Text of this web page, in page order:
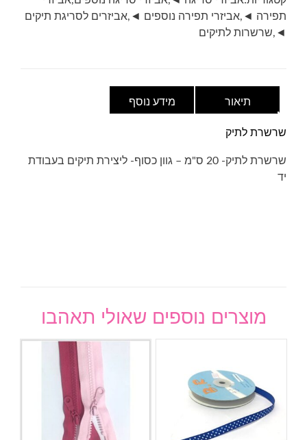
תפירה ◄ ,אביזרי תפירה נוספים ◄ ,אביזרים לסריגת תיקים
◄
,שרשרות לתיקים
תיאור מידע נוסף
שרשרת לתיק
שרשרת לתיק- 20 ס"מ – גוון כסוף- ליצירת תיקים בעבודת
יד
מוצרים נוספים שאולי תאהבו